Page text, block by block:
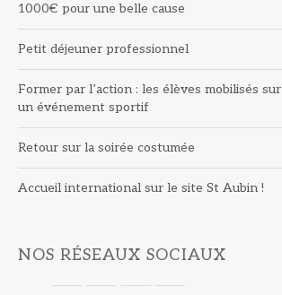
1000€ pour une belle cause
Petit déjeuner professionnel
Former par l’action : les élèves mobilisés sur
un événement sportif
Retour sur la soirée costumée
Accueil international sur le site St Aubin !
NOS RÉSEAUX SOCIAUX